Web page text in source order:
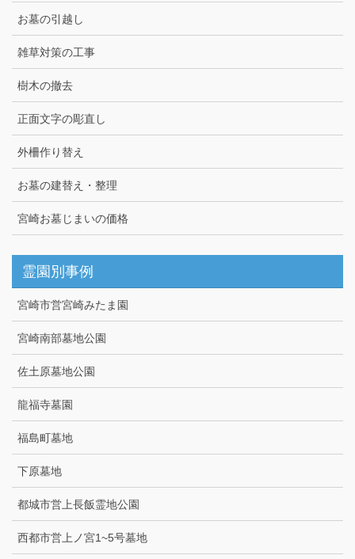
お墓の引越し
雑草対策の工事
樹木の撤去
正面文字の彫直し
外柵作り替え
お墓の建替え・整理
宮崎お墓じまいの価格
霊園別事例
宮崎市営宮崎みたま園
宮崎南部墓地公園
佐土原墓地公園
龍福寺墓園
福島町墓地
下原墓地
都城市営上長飯霊地公園
西都市営上ノ宮1~5号墓地